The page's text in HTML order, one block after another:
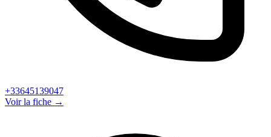
+33645139047
Voir la fiche →